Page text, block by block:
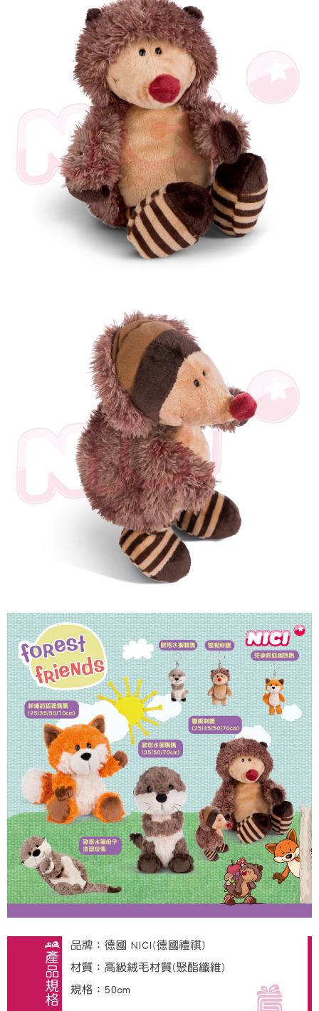
１．透過由恩沛科技股份有限公司提供之「AFTEE先享後付」服務完成之交
易，需依本服務之必要範圍內提供個人資料，並將交易相關給付款項請求債
權轉讓予恩沛科技股份有限公司。
２．關於個人資料處理事宜，請瀏覽以下網址：
https://aftee.tw/terms/#terms3
３．未成年的使用者請事先徵得法定代理人或監護人之同意方可使用
「AFTEE先享後付」，若未經同意申辦者引起之損失，本公司不負相關責
任。
４．使用「AFTEE先享後付」時，將依據個別帳號之用戶狀況，依本公司即
時審查核予不同之上限額度；若仍有額度不足之情形，本公司將視審查結果
請求用戶進行身份認證。
５．嚴禁一人註冊多個帳號或使用他人資訊註冊。若發現惡意使用之情形，
恩沛科技股份有限公司將有權停止該用戶之使用額度並採取法律行動。